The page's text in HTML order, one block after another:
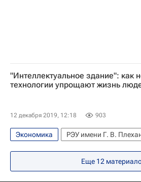
"Интеллектуальное здание": как
технологии упрощают жизнь
12 декабря 2019, 12:18 903
Экономика
РЭУ имени Г. В.
Навигатор абитуриента
Университетская наука
Еще 12